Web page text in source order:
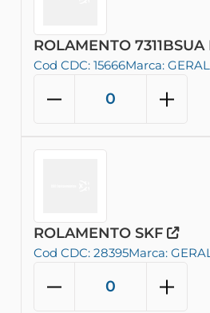
ROLAMENTO 7311BSUA
Cod CDC: 15666Marca: GERAL
ROLAMENTO SKF
Cod CDC: 28395Marca: